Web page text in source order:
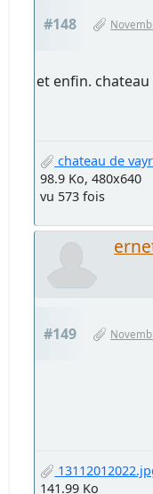
#148
et enfin.
chateau de
98.9 Ko, 480x640
vu 573 fois
#149
141.99 Ko